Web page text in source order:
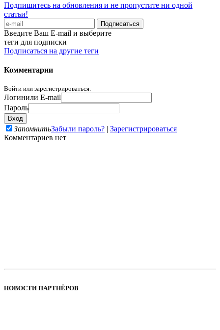
Подпишитесь на обновления и не пропустите ни одной
статьи!
Введите Ваш E-mail и выберите
теги для подписки
Подписаться на другие теги
Комментарии
Войти или зарегистрироваться.
Логинили E-mail
Пароль
ЗапомнитьЗабыли пароль? | Зарегистрироваться
Комментариев нет
НОВОСТИ ПАРТНЁРОВ